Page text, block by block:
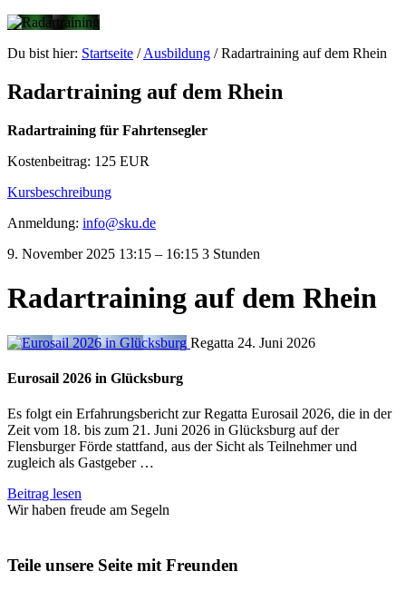
Du bist hier: Startseite /Ausbildung /Radartraining auf dem Rhein
Radartraining auf dem Rhein
Radartraining für Fahrtensegler
Kostenbeitrag: 125 EUR
Kursbeschreibung
Anmeldung: info@sku.de
9. November 2025 13:15 – 16:15 3 Stunden
Radartraining auf dem Rhein
Regatta 24. Juni 2026
Eurosail 2026 in Glücksburg
Es folgt ein Erfahrungsbericht zur Regatta Eurosail 2026, die in der
Zeit vom 18. bis zum 21. Juni 2026 in Glücksburg auf der
Flensburger Förde stattfand, aus der Sicht als Teilnehmer und
zugleich als Gastgeber …
Beitrag lesen
Wir haben freude am Segeln
Teile unsere Seite mit Freunden